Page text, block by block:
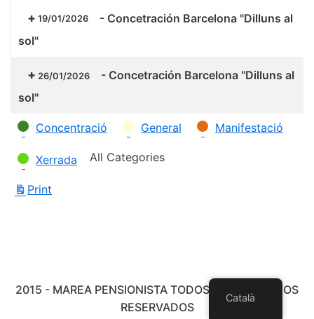
19/01/2026 - Concetración Barcelona "Dilluns al
sol"
26/01/2026 - Concetración Barcelona "Dilluns al
sol"
Categories
Concentració General Manifestació
Xerrada All Categories
Print
2015 - MAREA PENSIONISTA TODOS LOS DERECHOS
RESERVADOS
Català